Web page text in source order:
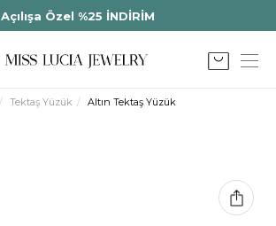
Açılışa Özel %25 İNDİRİM
Tektaş Yüzük Altın Tektaş Yüzük